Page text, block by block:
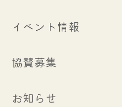
イベント情報
協賛募集
お知らせ